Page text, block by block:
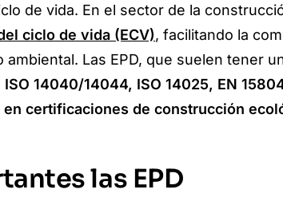
de vida. En el sector de la
ciclo de vida (ECV), facilitando la
Las EPD, que suelen tener
ISO 14040/14044, ISO 14025, EN
certificaciones de construcción
las EPD